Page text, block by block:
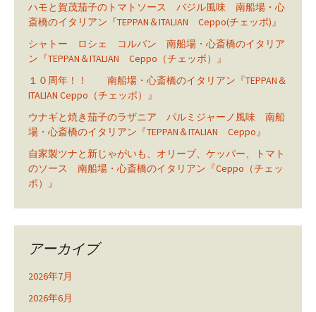
ハモと賀茂茄子のトマトソース バジル風味 南船場・心
斎橋のイタリアン『TEPPAN＆ITALIAN Ceppo(チェッポ)』
シャトー ロシェ コルバン 南船場・心斎橋のイタリア
ン『TEPPAN＆ITALIAN Ceppo（チェッポ）』
１０周年！！ 南船場・心斎橋のイタリアン『TEPPAN＆
ITALIAN Ceppo（チェッポ）』
ウナギと焼き茄子のラザニア パルミジャーノ風味 南船
場・心斎橋のイタリアン『TEPPAN＆ITALIAN Ceppo』
自家製ツナと新じゃがいも、オリーブ、ケッパー、トマト
のソース 南船場・心斎橋のイタリアン『Ceppo（チェッ
ポ）』
アーカイブ
2026年7月
2026年6月